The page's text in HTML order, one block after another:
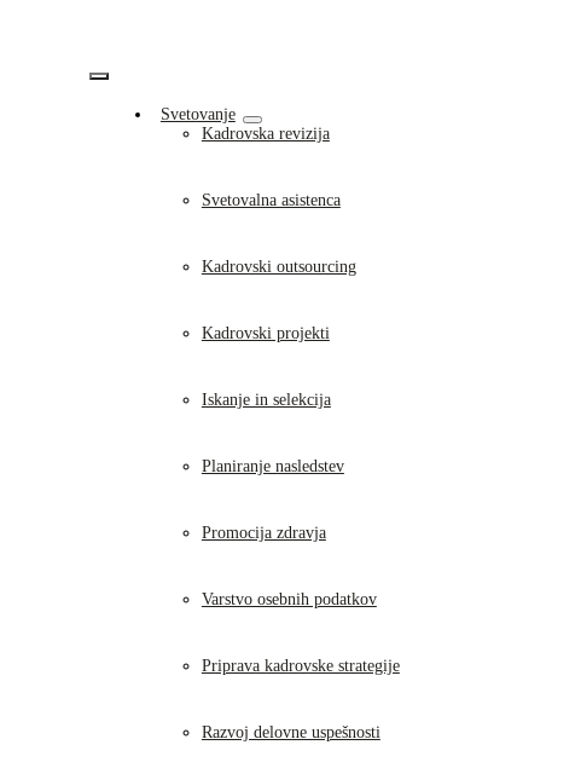
navigacijo
Svetovanje
Kadrovska revizija
Svetovalna asistenca
Kadrovski outsourcing
Kadrovski projekti
Iskanje in selekcija
Planiranje nasledstev
Promocija zdravja
Varstvo osebnih podatkov
Priprava kadrovske strategije
Razvoj delovne uspešnosti